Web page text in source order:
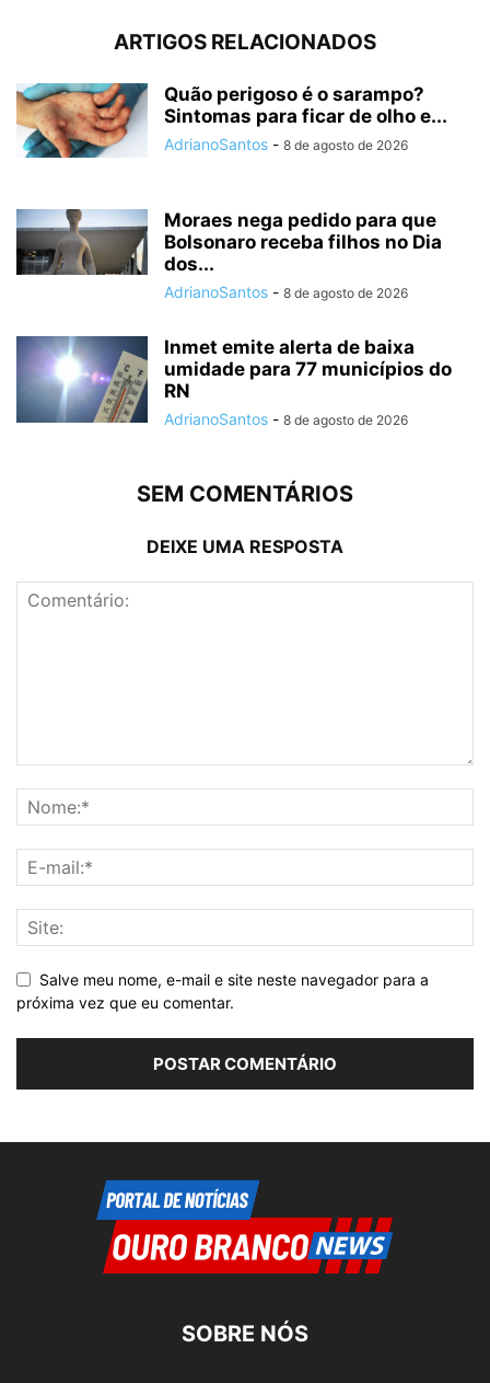
ARTIGOS RELACIONADOS
Quão perigoso é o sarampo?
Sintomas para ficar de olho e...
AdrianoSantos - 8 de agosto de 2026
Moraes nega pedido para que
Bolsonaro receba filhos no Dia
dos...
AdrianoSantos - 8 de agosto de 2026
Inmet emite alerta de baixa
umidade para 77 municípios do
RN
AdrianoSantos - 8 de agosto de 2026
SEM COMENTÁRIOS
DEIXE UMA RESPOSTA
Salve meu nome, e-mail e site neste navegador para a
próxima vez que eu comentar.
SOBRE NÓS